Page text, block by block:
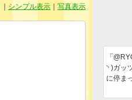
シンプル表示 写真表示
「
◝ )ガッ
に停ま